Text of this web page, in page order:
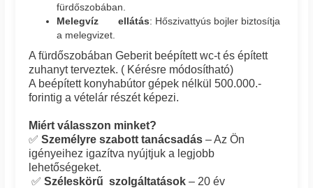
fürdőszobában.
Melegvíz ellátás: Hőszivattyús bojler biztosítja
a melegvizet.
A fürdőszobában Geberit beépített wc-t és épített
zuhanyt terveztek. ( Kérésre módosítható)
A beépített konyhabútor gépek nélkül 500.000.-
forintig a vételár részét képezi.
Miért válasszon minket?
✅Személyre szabott tanácsadás – Az Ön
igényeihez igazítva nyújtjuk a legjobb
lehetőségeket.
✅Széleskörű szolgáltatások – 20 év